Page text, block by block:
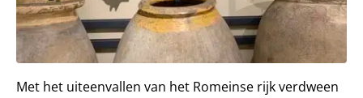
Met het uiteenvallen van het Romeinse rijk verdween